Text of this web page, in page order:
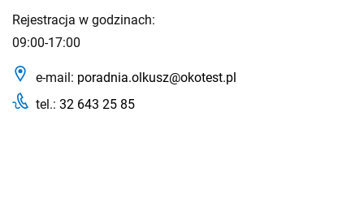
Rejestracja w godzinach:
09:00-17:00
e-mail: poradnia.olkusz@okotest.pl
tel.: 32 643 25 85